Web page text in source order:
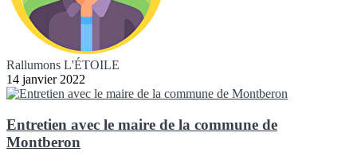
Rallumons L'ÉTOILE
14 janvier 2022
Entretien avec le maire de la commune de
Montberon